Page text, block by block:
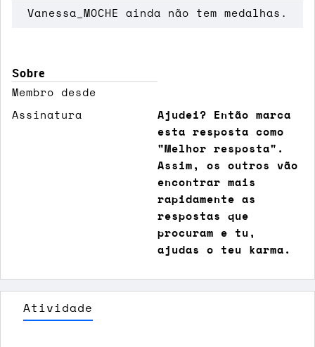
Vanessa_MOCHE ainda não tem medalhas.
Sobre
Membro desde
Assinatura
Ajudei? Então marca
esta resposta como
"Melhor resposta".
Assim, os outros vão
encontrar mais
rapidamente as
respostas que
procuram e tu,
ajudas o teu karma.
Atividade